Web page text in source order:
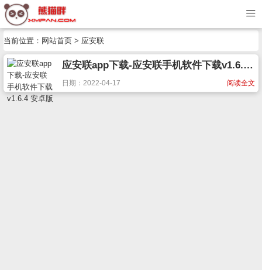
当前位置： 网站首页 > 应安联
应安联app下载-应安联手机软件下载v1.6.4 安卓版
阅读全文
日期：2022-04-17